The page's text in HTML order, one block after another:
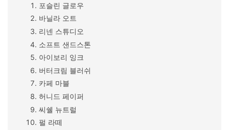
포슬린 글로우
바닐라 오트
리넨 스튜디오
소프트 샌드스톤
아이보리 잉크
버터크림 블러쉬
카페 마블
허니드 페이퍼
씨쉘 뉴트럴
펄 라떼